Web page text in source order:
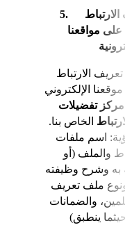
الارتباط
على مواقعنا
الارتباط
الإلكتروني
مركز تفضيلات
الخاص بنا.
اسم ملفات
والملف (أو
به وشرح وظيفته
ونوع ملف تعريف
والضمانات